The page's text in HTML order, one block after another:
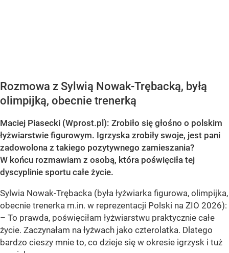
Rozmowa z Sylwią Nowak-Trębacką, byłą
olimpijką, obecnie trenerką
Maciej Piasecki (Wprost.pl): Zrobiło się głośno o polskim
łyżwiarstwie figurowym. Igrzyska zrobiły swoje, jest pani
zadowolona z takiego pozytywnego zamieszania?
W końcu rozmawiam z osobą, która poświęciła tej
dyscyplinie sportu całe życie.
Sylwia Nowak-Trębacka (była łyżwiarka figurowa, olimpijka,
obecnie trenerka m.in. w reprezentacji Polski na ZIO 2026):
– To prawda, poświęciłam łyżwiarstwu praktycznie całe
życie. Zaczynałam na łyżwach jako czterolatka. Dlatego
bardzo cieszy mnie to, co dzieje się w okresie igrzysk i tuż